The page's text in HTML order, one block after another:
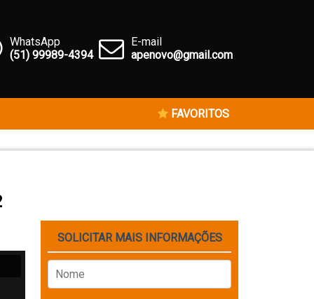
WhatsApp
(51) 99989-4394
E-mail
apenovo@gmail.com
FAVORITOS
SOLICITAR MAIS INFORMAÇÕES